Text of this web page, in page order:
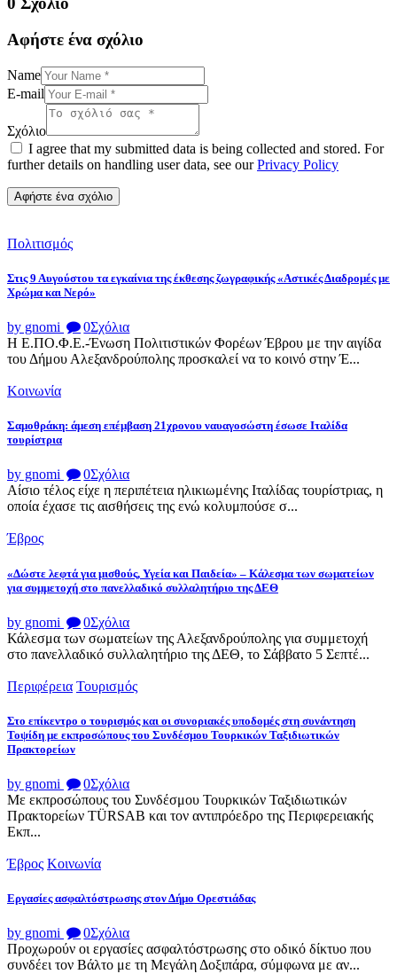
Αφήστε ένα σχόλιο
Name
E-mail
Σχόλιο
I agree that my submitted data is being collected and stored. For
further details on handling user data, see ourPrivacy Policy
Πολιτισμός
Στις 9 Αυγούστου τα εγκαίνια της έκθεσης ζωγραφικής «Αστικές Διαδρομές με
Χρώμα και Νερό»
by gnomi 0Σχόλια
Η Ε.ΠΟ.Φ.Ε.-Ένωση Πολιτιστικών Φορέων Έβρου με την αιγίδα
του Δήμου Αλεξανδρούπολης προσκαλεί να το κοινό στην Έ...
Κοινωνία
Σαμοθράκη: άμεση επέμβαση 21χρονου ναυαγοσώστη έσωσε Ιταλίδα
τουρίστρια
by gnomi 0Σχόλια
Αίσιο τέλος είχε η περιπέτεια ηλικιωμένης Ιταλίδας τουρίστριας, η
οποία έχασε τις αισθήσεις της ενώ κολυμπούσε σ...
Έβρος
«Δώστε λεφτά για μισθούς, Υγεία και Παιδεία» – Κάλεσμα των σωματείων
για συμμετοχή στο πανελλαδικό συλλαλητήριο της ΔΕΘ
by gnomi 0Σχόλια
Κάλεσμα των σωματείων της Αλεξανδρούπολης για συμμετοχή
στο πανελλαδικό συλλαλητήριο της ΔΕΘ, το Σάββατο 5 Σεπτέ...
Περιφέρεια Τουρισμός
Στο επίκεντρο ο τουρισμός και οι συνοριακές υποδομές στη συνάντηση
Τοψίδη με εκπροσώπους του Συνδέσμου Τουρκικών Ταξιδιωτικών
Πρακτορείων
by gnomi 0Σχόλια
Με εκπροσώπους του Συνδέσμου Τουρκικών Ταξιδιωτικών
Πρακτορείων TÜRSAB και τον αντιπρόεδρο της Περιφερειακής
Εκπ...
Έβρος Κοινωνία
Εργασίες ασφαλτόστρωσης στον Δήμο Ορεστιάδας
by gnomi 0Σχόλια
Προχωρούν οι εργασίες ασφαλτόστρωσης στο οδικό δίκτυο που
συνδέει τον Βάλτο με τη Μεγάλη Δοξιπάρα, σύμφωνα με αν...